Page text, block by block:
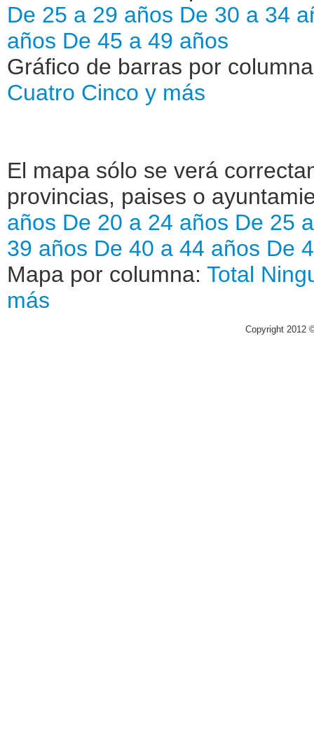
De 25 a 29 años De 30 a 34
años De 45 a 49 años
Gráfico de barras por
Cuatro Cinco y más
El mapa sólo se verá
provincias, paises o
años De 20 a 24 años De 25
39 años De 40 a 44 años De
Mapa por columna: Total
más
Copyright 2012